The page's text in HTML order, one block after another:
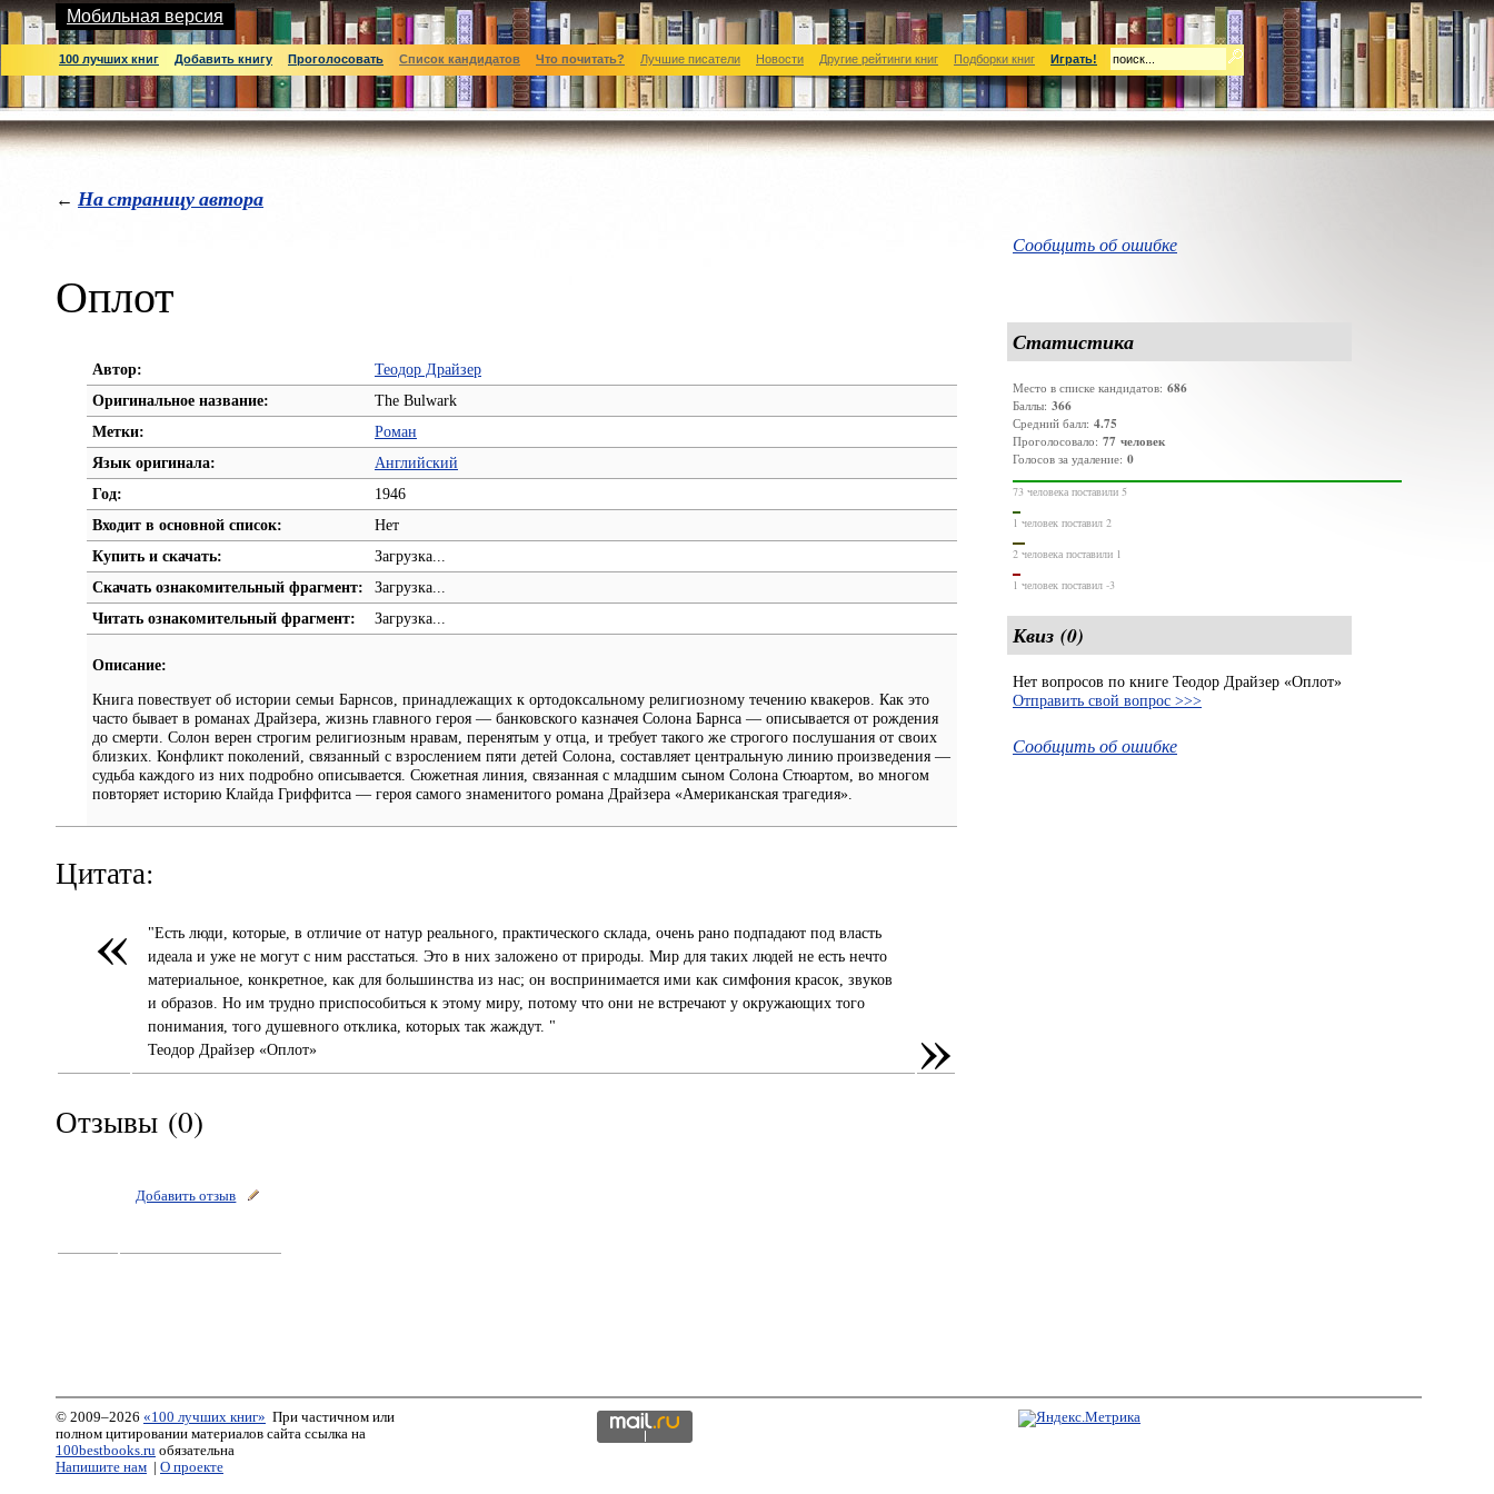
Мобильная версия
100 лучших книг Добавить книгу Проголосовать Список кандидатов Что почитать? Лучшие писатели Новости Другие рейтинги книг Подборки книг Играть!
← На страницу автора
Оплот
Автор:
Теодор Драйзер
Оригинальное название:
The Bulwark
Метки:
Роман
Язык оригинала:
Английский
Год:
1946
Входит в основной список:
Нет
Купить и скачать:
Загрузка...
Скачать ознакомительный фрагмент:
Загрузка...
Читать ознакомительный фрагмент:
Загрузка...
Описание:
Книга повествует об истории семьи Барнсов, принадлежащих к ортодоксальному религиозному течению квакеров. Как это
часто бывает в романах Драйзера, жизнь главного героя — банковского казначея Солона Барнса — описывается от рождения
до смерти. Солон верен строгим религиозным нравам, перенятым у отца, и требует такого же строгого послушания от своих
близких. Конфликт поколений, связанный с взрослением пяти детей Солона, составляет центральную линию произведения —
судьба каждого из них подробно описывается. Сюжетная линия, связанная с младшим сыном Солона Стюартом, во многом
повторяет историю Клайда Гриффитса — героя самого знаменитого романа Драйзера «Американская трагедия».
Цитата:
«
"Есть люди, которые, в отличие от натур реального, практического склада, очень рано подпадают под власть
идеала и уже не могут с ним расстаться. Это в них заложено от природы. Мир для таких людей не есть нечто
материальное, конкретное, как для большинства из нас; он воспринимается ими как симфония красок, звуков
и образов. Но им трудно приспособиться к этому миру, потому что они не встречают у окружающих того
понимания, того душевного отклика, которых так жаждут. "
Теодор Драйзер «Оплот»
»
Отзывы (0)
Добавить отзыв
Сообщить об ошибке
Статистика
Место в списке кандидатов: 686
Баллы: 366
Средний балл: 4.75
Проголосовало: 77 человек
Голосов за удаление: 0
73 человека поставили 5
1 человек поставил 2
2 человека поставили 1
1 человек поставил -3
Квиз (0)
Нет вопросов по книге Теодор Драйзер «Оплот»
Отправить свой вопрос >>>
Сообщить об ошибке
© 2009–2026 «100 лучших книг» При частичном или
полном цитировании материалов сайта ссылка на
100bestbooks.ru обязательна
Напишите нам
О проекте